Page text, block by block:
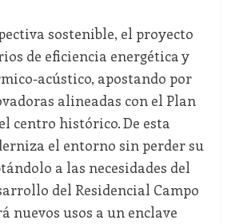
sostenible, el proyecto
de eficiencia energética y
acústico, apostando por
alineadas con el Plan
centro histórico. De esta
el entorno sin perder su
a las necesidades del
del Residencial Campo
nuevos usos a un enclave